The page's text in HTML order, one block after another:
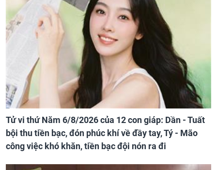
Tử vi thứ Năm 6/8/2026 của 12 con giáp: Dần - Tuất
bội thu tiền bạc, đón phúc khí về đầy tay, Tý - Mão
công việc khó khăn, tiền bạc đội nón ra đi